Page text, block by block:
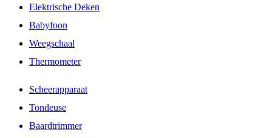
Elektrische Deken
Babyfoon
Weegschaal
Thermometer
Scheerapparaat
Tondeuse
Baardtrimmer